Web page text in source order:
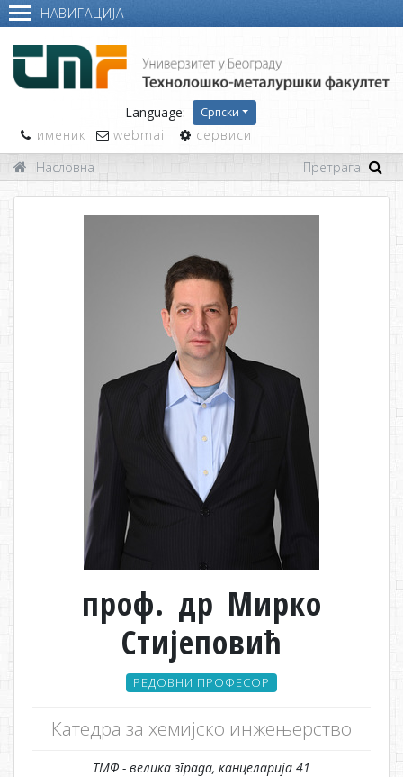
НАВИГАЦИЈА
Language: Српски
именик webmail
сервиси
Насловна
проф. др Мирко
Стијеповић
РЕДОВНИ ПРОФЕСОР
Катедра за хемијско инжењерство
ТМФ - велика зграда, канцеларија 41